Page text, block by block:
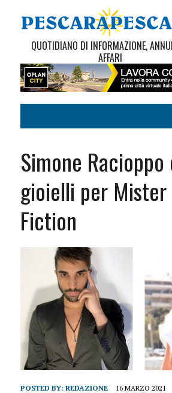
QUOTIDIANO DI INFORMAZIONE,
AFFARI
Simone Racioppo
gioielli per
Fiction
POSTED BY: REDAZIONE 16 MARZO 2021